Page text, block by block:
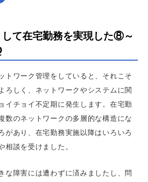
て在宅勤務を実現した⑧～
トワーク管理をしていると、それこそ
ろしく、ネットワークやシステムに関
イチョイ不定期に発生します。在宅勤
数のネットワークの多層的な構造にな
があり、在宅勤務実施以降はいろいろ
相談を受けました。
な障害には遭わずに済みましたし、問